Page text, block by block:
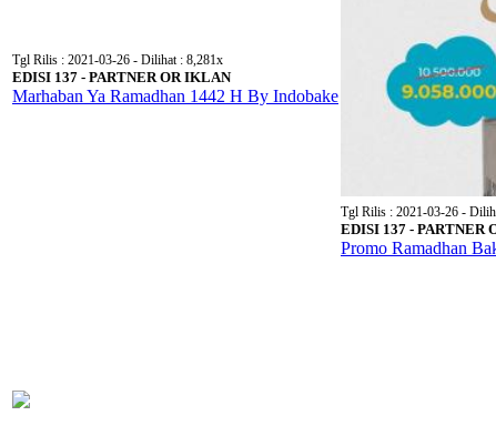
Tgl Rilis : 2021-03-26 - Dilihat : 8,281x
EDISI 137 - PARTNER OR IKLAN
Marhaban Ya Ramadhan 1442 H By Indobake
Tgl Rilis : 2021-03-26 -
EDISI 137 - PARTNER
Promo Ramadhan